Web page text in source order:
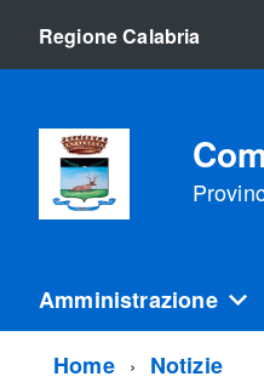
Regione Calabria
Amministrazione
Home Notizie